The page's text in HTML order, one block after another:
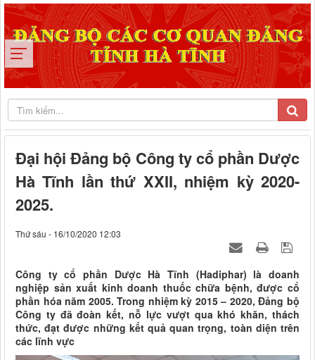
Đại hội Đảng bộ Công ty cổ phần Dược
Hà Tĩnh lần thứ XXII, nhiệm kỳ 2020-
2025.
Thứ sáu - 16/10/2020 12:03
Công ty cổ phần Dược Hà Tĩnh (Hadiphar) là doanh
nghiệp sản xuất kinh doanh thuốc chữa bệnh, được cổ
phần hóa năm 2005. Trong nhiệm kỳ 2015 – 2020, Đảng bộ
Công ty đã đoàn kết, nỗ lực vượt qua khó khăn, thách
thức, đạt được những kết quả quan trọng, toàn diện trên
các lĩnh vực